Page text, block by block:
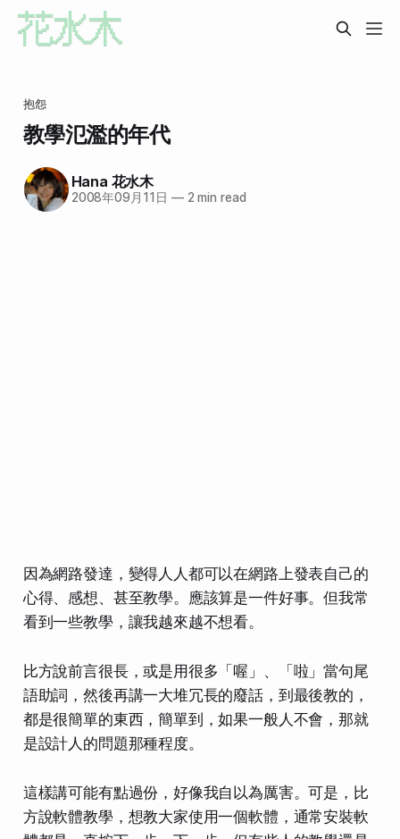
抱怨
教學氾濫的年代
Hana 花水木
2008年09月11日 —2 min read
因為網路發達，變得人人都可以在網路上發表自己的
心得、感想、甚至教學。應該算是一件好事。但我常
看到一些教學，讓我越來越不想看。
比方說前言很長，或是用很多「喔」、「啦」當句尾
語助詞，然後再講一大堆冗長的廢話，到最後教的，
都是很簡單的東西，簡單到，如果一般人不會，那就
是設計人的問題那種程度。
這樣講可能有點過份，好像我自以為厲害。可是，比
方說軟體教學，想教大家使用一個軟體，通常安裝軟